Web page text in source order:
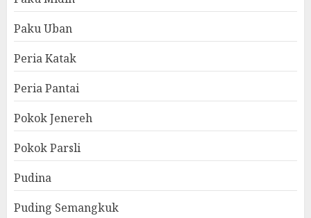
Paku Uban
Peria Katak
Peria Pantai
Pokok Jenereh
Pokok Parsli
Pudina
Puding Semangkuk